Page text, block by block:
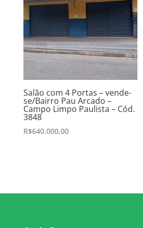
Salão com 4 Portas – vende-
se/Bairro Pau Arcado –
Campo Limpo Paulista – Cód.
3848
R$640.000,00